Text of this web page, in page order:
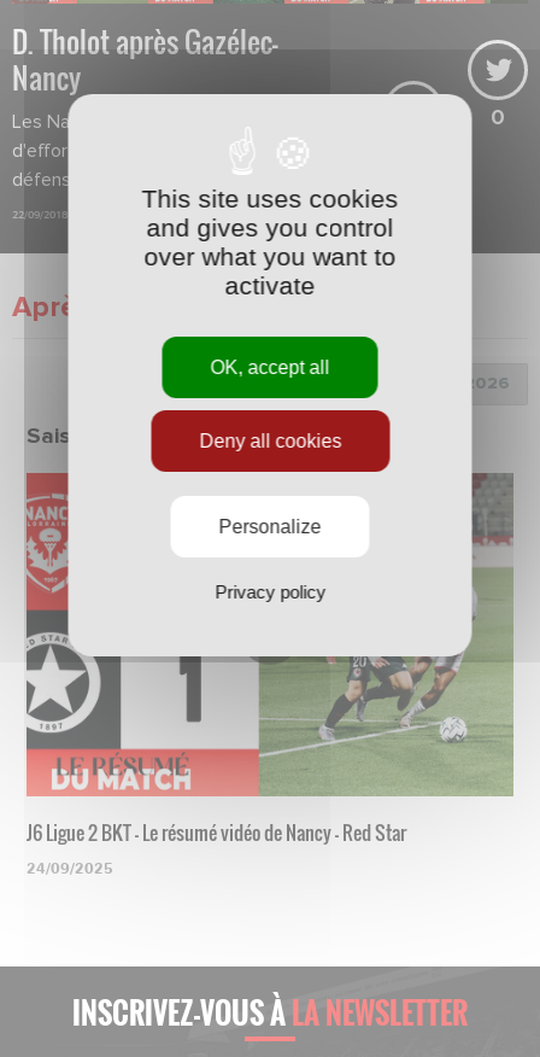
D. Tholot après Gazélec-
Nancy
Les Nancéiens ont fait beaucoup
d'efforts dans le replacement
défensif.
22/09/2018
0
Après match
Choix de la saison :
Saison 2025/2026
J6 Ligue 2 BKT - Le résumé vidéo de Nancy - Red Star
24/09/2025
INSCRIVEZ-VOUS ÀLA NEWSLETTER
This site uses cookies
and gives you control
over what you want to
activate
OK, accept all
Deny all cookies
Personalize
Privacy policy